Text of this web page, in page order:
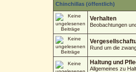
Chinchillas (öffentlich)
Verhalten
Beobachtungen
Rund um die
Haltung und
Allgemeines zu